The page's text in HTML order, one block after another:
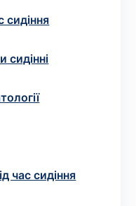
сидіння
сидінні
час сидіння
вам необхідні,
на сайті прайс-
непорозумінь,
вказаними на